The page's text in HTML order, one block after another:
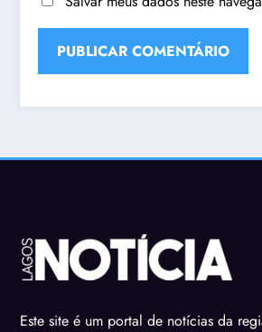
Este site é um portal de notícias da